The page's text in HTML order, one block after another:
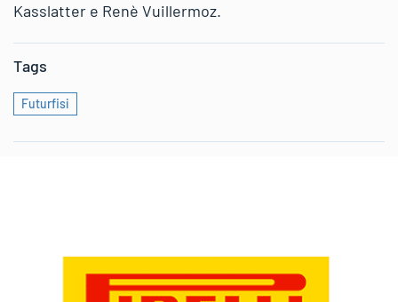
Kasslatter e Renè Vuillermoz.
Tags
Futurfisi